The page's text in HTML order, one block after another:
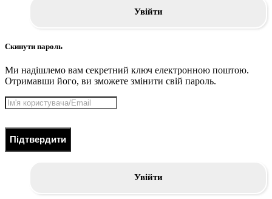
Увійти
Скинути пароль
Ми надішлемо вам секретний ключ електронною поштою.
Отримавши його, ви зможете змінити свій пароль.
Підтвердити
Увійти